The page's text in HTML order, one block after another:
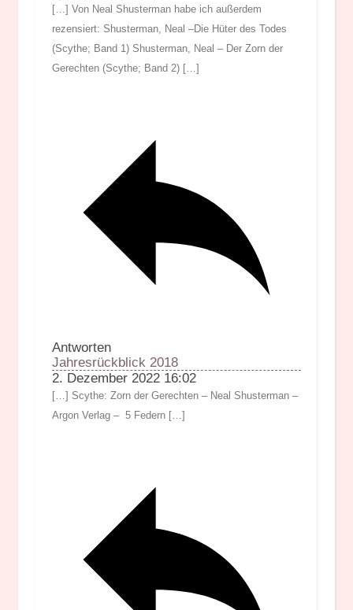
[…] Von Neal Shusterman habe ich außerdem
rezensiert: Shusterman, Neal –Die Hüter des Todes
(Scythe; Band 1) Shusterman, Neal – Der Zorn der
Gerechten (Scythe; Band 2) […]
Antworten
Jahresrückblick 2018
2. Dezember 2022 16:02
[…] Scythe: Zorn der Gerechten – Neal Shusterman –
Argon Verlag – 5 Federn […]